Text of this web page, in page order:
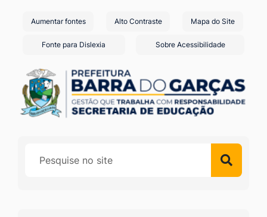
de
atalhos
e
links
de
para
[alt+1]
Ir
para
Aumentar fontes Alto Contraste Mapa do Site
Fonte para Dislexia Sobre Acessibilidade